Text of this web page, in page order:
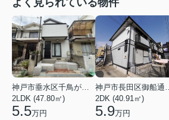
よく見られている物件
神戸市垂水区千鳥が丘３丁目
2LDK (47.80㎡)
5.5万円
神戸市長
2DK (40.91㎡)
5.9万円